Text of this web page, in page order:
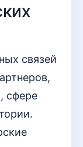
связей
сфере